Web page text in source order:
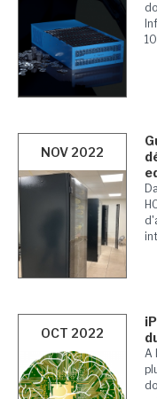
NOV 2022
OCT 2022
A